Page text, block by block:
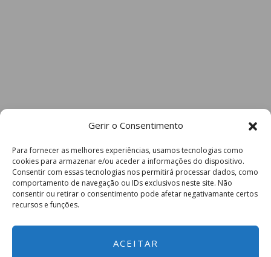
Gerir o Consentimento
Para fornecer as melhores experiências, usamos tecnologias como
cookies para armazenar e/ou aceder a informações do dispositivo.
Consentir com essas tecnologias nos permitirá processar dados, como
comportamento de navegação ou IDs exclusivos neste site. Não
consentir ou retirar o consentimento pode afetar negativamante certos
recursos e funções.
ACEITAR